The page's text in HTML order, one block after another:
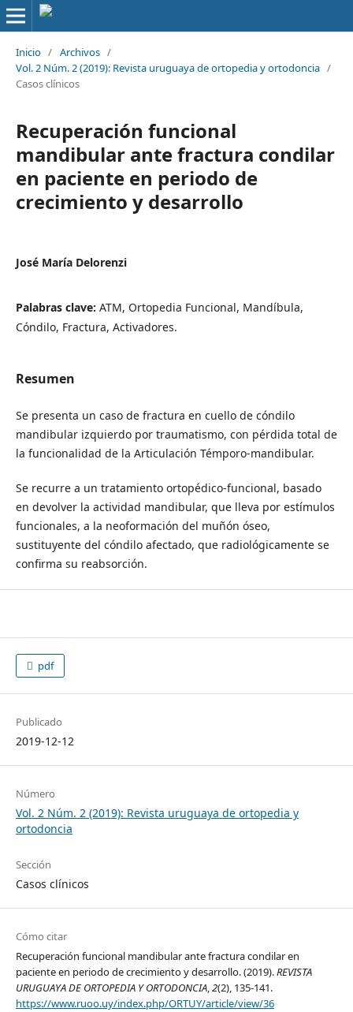
Inicio / Archivos /
Vol. 2 Núm. 2 (2019): Revista uruguaya de ortopedia y ortodoncia /
Casos clínicos
Recuperación funcional
mandibular ante fractura condilar
en paciente en periodo de
crecimiento y desarrollo
José María Delorenzi
Palabras clave: ATM, Ortopedia Funcional, Mandíbula,
Cóndilo, Fractura, Activadores.
Resumen
Se presenta un caso de fractura en cuello de cóndilo
mandibular izquierdo por traumatismo, con pérdida total de
la funcionalidad de la Articulación Témporo-mandibular.
Se recurre a un tratamiento ortopédico-funcional, basado
en devolver la actividad mandibular, que lleva por estímulos
funcionales, a la neoformación del muñón óseo,
sustituyente del cóndilo afectado, que radiológicamente se
confirma su reabsorción.
pdf
Publicado
2019-12-12
Número
Vol. 2 Núm. 2 (2019): Revista uruguaya de ortopedia y
ortodoncia
Sección
Casos clínicos
Cómo citar
Recuperación funcional mandibular ante fractura condilar en
paciente en periodo de crecimiento y desarrollo. (2019).REVISTA
URUGUAYA DE ORTOPEDIA Y ORTODONCIA,2(2), 135-141.
https://www.ruoo.uy/index.php/ORTUY/article/view/36